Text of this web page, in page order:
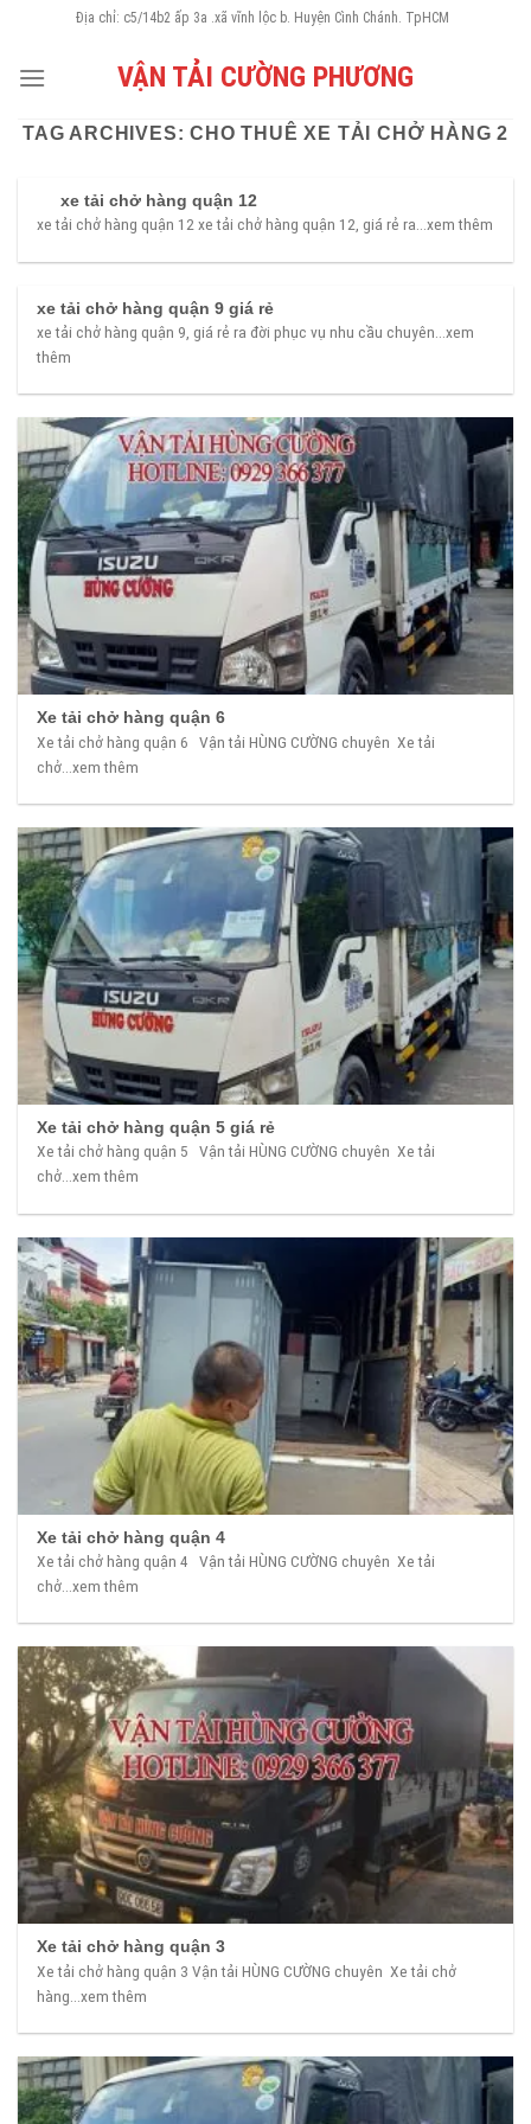
content
Địa chỉ: c5/14b2 ấp 3a .xã vĩnh lộc b. Huyện Cình Chánh. TpHCM
VẬN TẢI CƯỜNG PHƯƠNG
TAG ARCHIVES:CHO THUÊ XE TẢI CHỞ HÀNG 2
xe tải chở hàng quận 12
xe tải chở hàng quận 12 xe tải chở hàng quận 12, giá rẻ ra...xem thêm
xe tải chở hàng quận 9 giá rẻ
xe tải chở hàng quận 9, giá rẻ ra đời phục vụ nhu cầu chuyên...xem
thêm
Xe tải chở hàng quận 6
Xe tải chở hàng quận 6 Vận tải HÙNG CƯỜNG chuyên Xe tải
chở...xem thêm
Xe tải chở hàng quận 5 giá rẻ
Xe tải chở hàng quận 5 Vận tải HÙNG CƯỜNG chuyên Xe tải
chở...xem thêm
Xe tải chở hàng quận 4
Xe tải chở hàng quận 4 Vận tải HÙNG CƯỜNG chuyên Xe tải
chở...xem thêm
Xe tải chở hàng quận 3
Xe tải chở hàng quận 3 Vận tải HÙNG CƯỜNG chuyên Xe tải chở
hàng...xem thêm